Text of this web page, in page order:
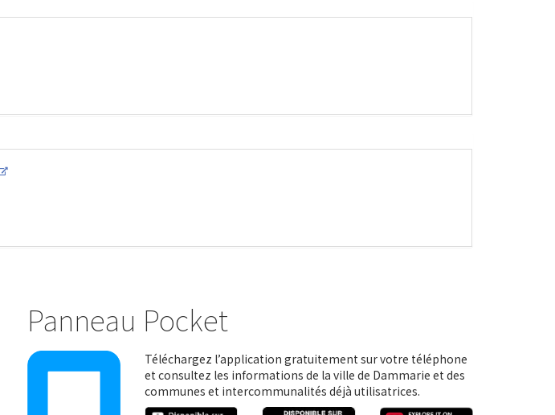
Panneau Pocket
Téléchargez l’application gratuitement sur votre téléphone
et consultez les informations de la ville de Dammarie et des
communes et intercommunalités déjà utilisatrices.